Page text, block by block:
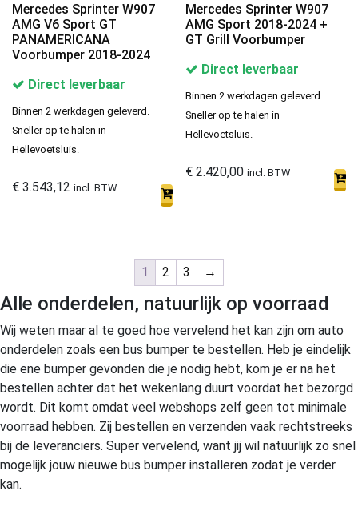
Mercedes Sprinter W907
AMG V6 Sport GT
PANAMERICANA
Voorbumper 2018-2024
Direct leverbaar
Binnen 2 werkdagen geleverd.
Sneller op te halen in
Hellevoetsluis.
€ 3.543,12 incl. BTW
Mercedes Sprinter W907
AMG Sport 2018-2024 +
GT Grill Voorbumper
Direct leverbaar
Binnen 2 werkdagen geleverd.
Sneller op te halen in
Hellevoetsluis.
€ 2.420,00 incl. BTW
1 2 3 →
Alle onderdelen, natuurlijk op voorraad
Wij weten maar al te goed hoe vervelend het kan zijn om auto
onderdelen zoals een bus bumper te bestellen. Heb je eindelijk
die ene bumper gevonden die je nodig hebt, kom je er na het
bestellen achter dat het wekenlang duurt voordat het bezorgd
wordt. Dit komt omdat veel webshops zelf geen tot minimale
voorraad hebben. Zij bestellen en verzenden vaak rechtstreeks
bij de leveranciers. Super vervelend, want jij wil natuurlijk zo snel
mogelijk jouw nieuwe bus bumper installeren zodat je verder
kan.